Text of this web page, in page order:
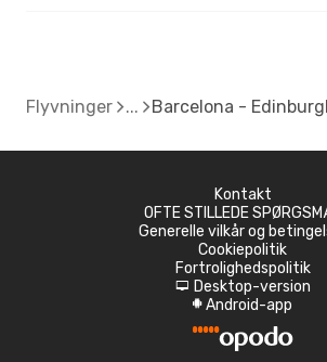
Flyvninger Barcelona -
Kontakt
OFTE STILLEDE
Generelle vilkår og
Cookiepolitik
Fortrolighedspolitik
d Desktop-version
A Android-app